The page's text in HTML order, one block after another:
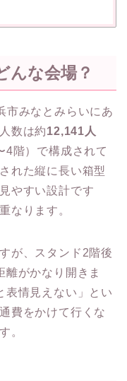
んな会場？
市みなとみらいにあ
数は約12,141人
4階）で構成されて
れた縦に長い箱型
やすい設計です
なります。
が、スタンド2階後
がかなり開きま
表情見えない」とい
費をかけて行くな
。